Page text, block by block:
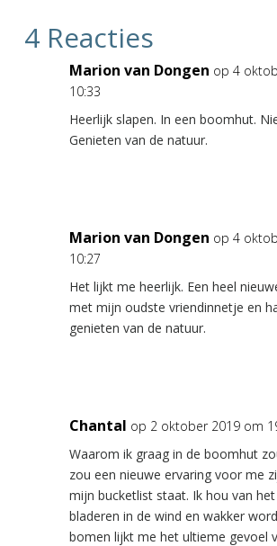
4 Reacties
Marion van Dongen op 4
10:33
Heerlijk slapen. In een boomhut.
Genieten van de natuur.
Marion van Dongen op 4
10:27
Het lijkt me heerlijk. Een heel
met mijn oudste vriendinnetje en
genieten van de natuur.
Chantal op 2 oktober 2019 om
Waarom ik graag in de boomhut
zou een nieuwe ervaring voor me
mijn bucketlist staat. Ik hou van
bladeren in de wind en wakker
bomen lijkt me het ultieme gevoel